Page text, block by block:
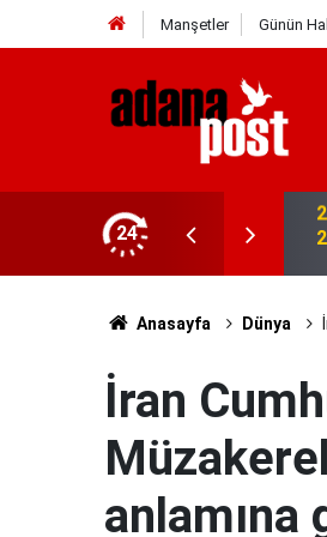
Manşetler Günün
24
2. İletişim Şûrası ve Türkiye’nin
Anasayfa Dünya
İran
anlamına